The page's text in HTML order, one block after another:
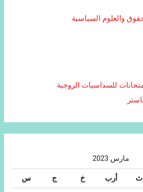
والعلوم السياسية
للسداسيات الزوجية
مارس 2023
ث أرب خ ج س